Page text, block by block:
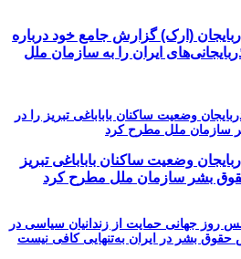
(ارک) گزارش جامع خود درباره
ایران را به سازمان ملل
وضعیت ساکنان باباباغی تبریز
بشر سازمان ملل مطرح کرد